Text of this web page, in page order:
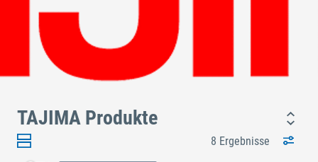
TAJIMA Produkte
8 Ergebnisse